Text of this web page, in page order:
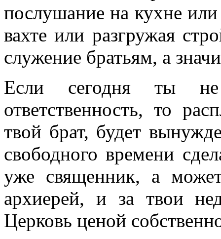
послушание на кухне
вахте или разгружая
служение братьям, а
Если сегодня ты не
ответственность, то
твой брат, будет
свободного времени
уже священник, а
архиерей, и за твои
Церковь ценой